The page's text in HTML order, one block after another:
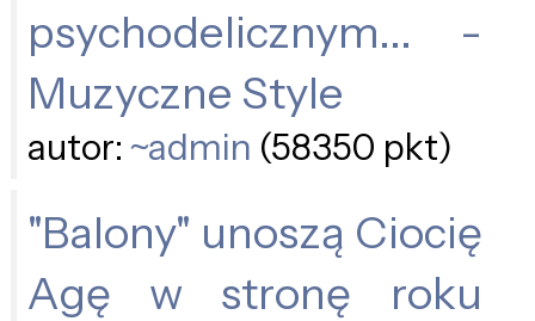
psychodelicznym... -
Muzyczne Style
autor: ~admin (58350 pkt)
"Balony" unoszą Ciocię
Agę w stronę roku